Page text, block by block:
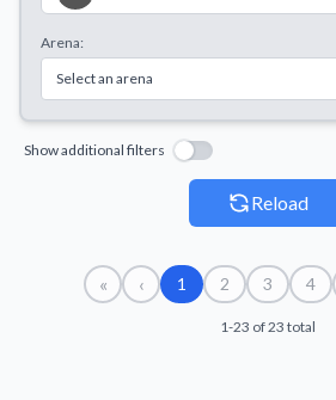
Arena:
Select an arena
Show additional filters
Reload
« ‹ 1 2 3 4
1-23 of 23 total